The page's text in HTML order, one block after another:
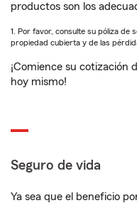
productos son los
1. Por favor, consulte su póliza de
propiedad cubierta y de las
¡Comience su cotización
hoy mismo!
Seguro de vida
Ya sea que el beneficio